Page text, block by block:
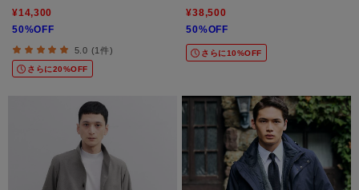
¥14,300
50%OFF
5.0 (1件)
さらに20%OFF
¥38,500
50%OFF
さらに10%OFF